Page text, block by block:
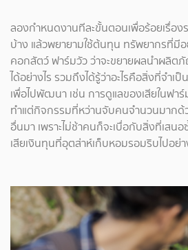
ลองกำหนดงานทีละขั้นตอนเพื่อร้อยเรื่องร
บ้าง แล้วพยายามใช้ต้นทุน ทรัพยากรที่มี
คอกสัตว์ ฟาร์มวัว ว่าจะขยายผลนำผลิ
ได้อย่างไร รวมถึงได้รู้ว่าอะไรคือสิ่งที่จำเ
เพื่อไปพัฒนา เช่น การดูแลของเสียในฟา
ทำแต่กิจกรรมที่หว่านจับคนจำนวนมากด้
อื่นมา เพราะไม่ช้าคนก็จะเบื่อกับสิ่งที่เสน
เสียเงินทุนที่อุตส่าห์เก็บหอมรอมริบไปอย่